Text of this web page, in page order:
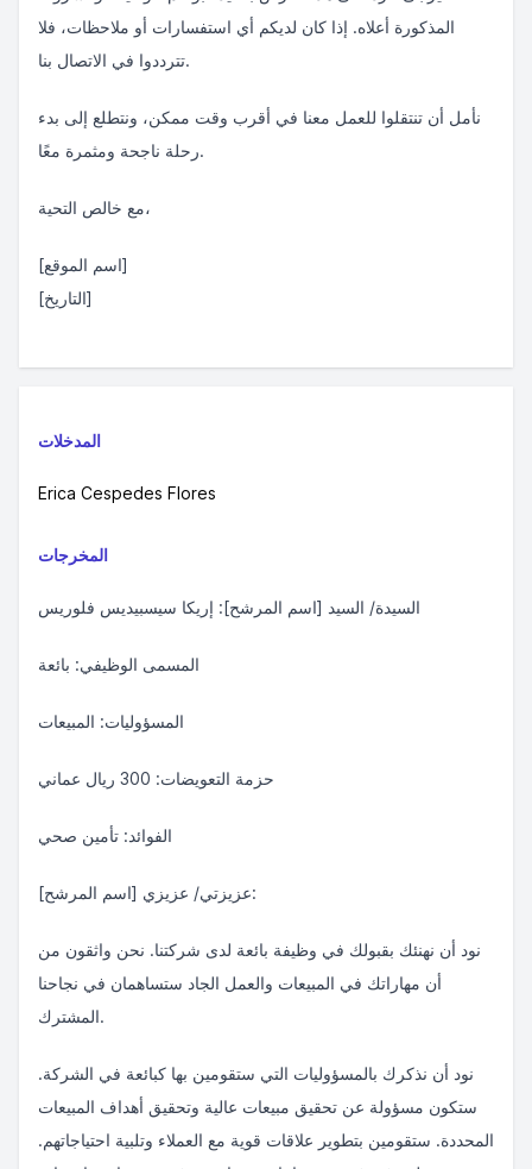
المذكورة أعلاه. إذا كان لديكم أي استفسارات أو ملاحظات، فلا
تترددوا في الاتصال بنا.
نأمل أن تنتقلوا للعمل معنا في أقرب وقت ممكن، ونتطلع إلى بدء
رحلة ناجحة ومثمرة معًا.
مع خالص التحية،
[اسم الموقع]
[التاريخ]
المدخلات
Erica Cespedes Flores
المخرجات
السيدة/ السيد [اسم المرشح]: إريكا سيسبيديس فلوريس
المسمى الوظيفي: بائعة
المسؤوليات: المبيعات
حزمة التعويضات: 300 ريال عماني
الفوائد: تأمين صحي
عزيزتي/ عزيزي [اسم المرشح]:
نود أن نهنئك بقبولك في وظيفة بائعة لدى شركتنا. نحن واثقون من
أن مهاراتك في المبيعات والعمل الجاد ستساهمان في نجاحنا
المشترك.
نود أن نذكرك بالمسؤوليات التي ستقومين بها كبائعة في الشركة.
ستكون مسؤولة عن تحقيق مبيعات عالية وتحقيق أهداف المبيعات
المحددة. ستقومين بتطوير علاقات قوية مع العملاء وتلبية احتياجاتهم.